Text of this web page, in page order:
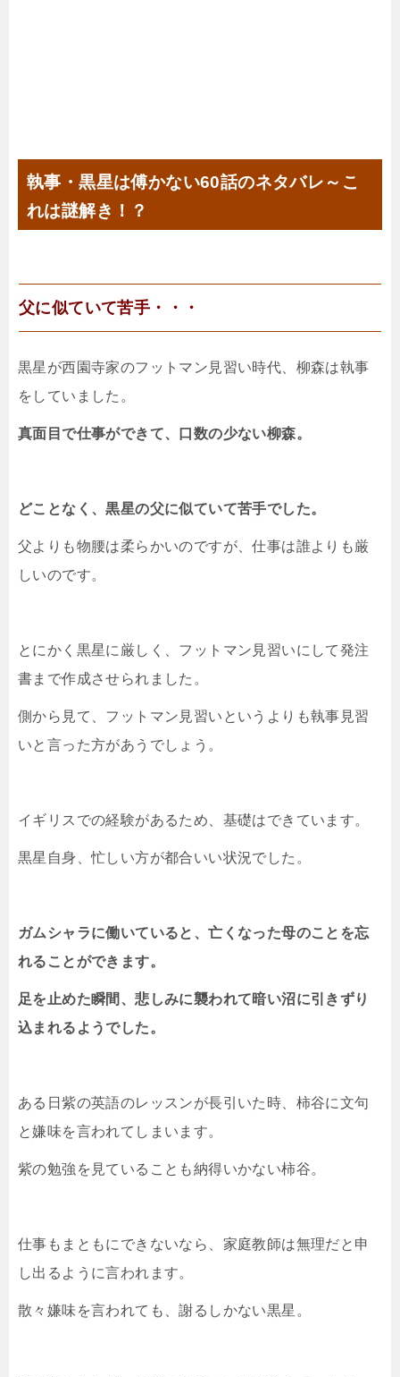
執事・黒星は傅かない60話のネタバレ～こ
れは謎解き！？
父に似ていて苦手・・・
黒星が西園寺家のフットマン見習い時代、柳森は執事
をしていました。
真面目で仕事ができて、口数の少ない柳森。
どことなく、黒星の父に似ていて苦手でした。
父よりも物腰は柔らかいのですが、仕事は誰よりも厳
しいのです。
とにかく黒星に厳しく、フットマン見習いにして発注
書まで作成させられました。
側から見て、フットマン見習いというよりも執事見習
いと言った方があうでしょう。
イギリスでの経験があるため、基礎はできています。
黒星自身、忙しい方が都合いい状況でした。
ガムシャラに働いていると、亡くなった母のことを忘
れることができます。
足を止めた瞬間、悲しみに襲われて暗い沼に引きずり
込まれるようでした。
ある日紫の英語のレッスンが長引いた時、柿谷に文句
と嫌味を言われてしまいます。
紫の勉強を見ていることも納得いかない柿谷。
仕事もまともにできないなら、家庭教師は無理だと申
し出るように言われます。
散々嫌味を言われても、謝るしかない黒星。